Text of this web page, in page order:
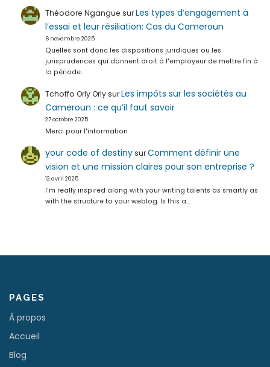
Théodore Ngangue surLes types d’engagement à
l’essai et leur résiliation: Cas du Cameroun
6 novembre 2025
Quelles sont donc les dispositions juridiques ou les
jurisprudences qui donnent droit à l'employeur de mettre fin à
la période…
Tchoffo Orly OrlysurLes impôts sur les sociétés au
Cameroun : ce qu’il faut savoir
27 octobre 2025
Merci pour l'information
your code of destinysurComment définir une
vision et une mission claires pour son entreprise ?
12 avril 2025
I'm really inspired along with your writing talents as smartly as
with the structure to your weblog. Is this a…
PAGES
À propos
Accueil
Blog